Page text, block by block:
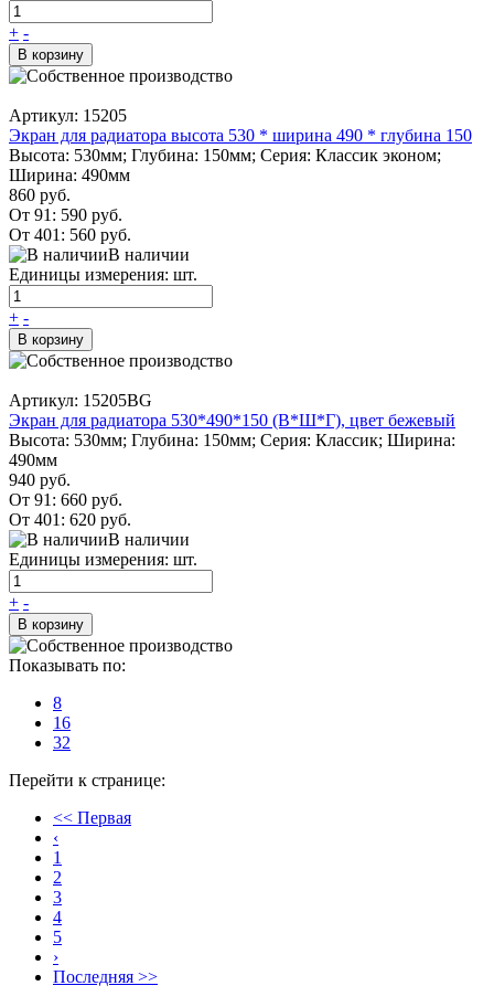
+ -
В корзину
Артикул: 15205
Экран для радиатора высота 530 * ширина 490 * глубина 150
Высота: 530мм; Глубина: 150мм; Серия: Классик эконом;
Ширина: 490мм
860 руб.
От 91: 590 руб.
От 401: 560 руб.
В наличии
Единицы измерения: шт.
+ -
В корзину
Артикул: 15205BG
Экран для радиатора 530*490*150 (В*Ш*Г), цвет бежевый
Высота: 530мм; Глубина: 150мм; Серия: Классик; Ширина:
490мм
940 руб.
От 91: 660 руб.
От 401: 620 руб.
В наличии
Единицы измерения: шт.
+ -
В корзину
Показывать по:
8
16
32
Перейти к странице:
<< Первая
‹
1
2
3
4
5
›
Последняя >>